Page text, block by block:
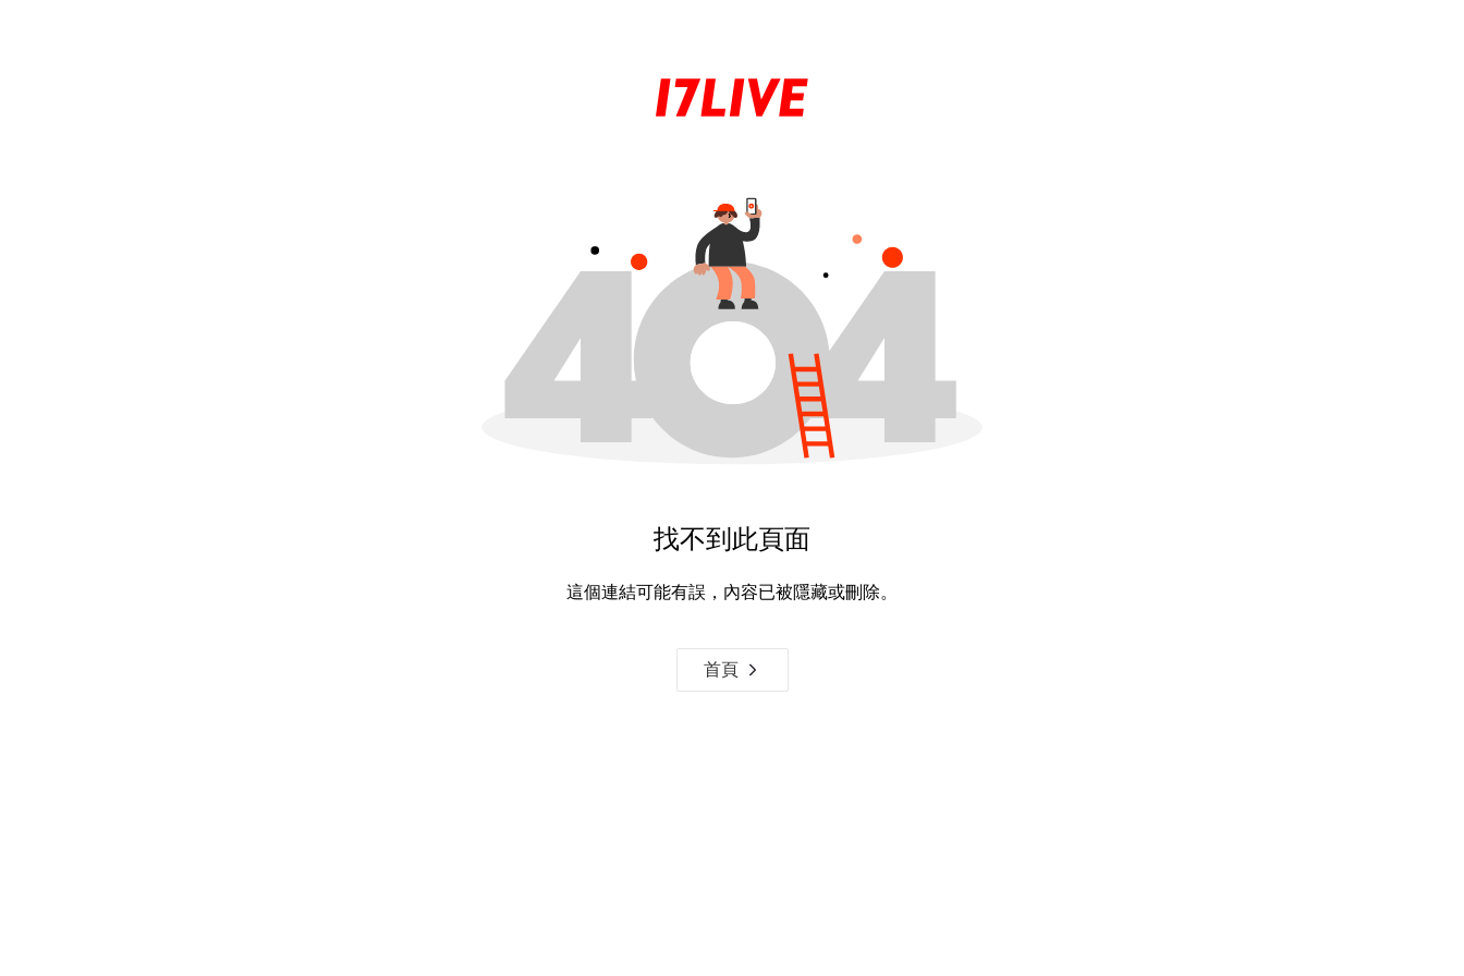
找不到此頁面
這個連結可能有誤，內容已被隱藏或刪除。
首頁